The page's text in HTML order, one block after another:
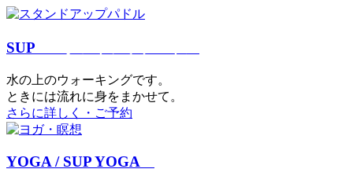
SUP
⽔の上のウォーキングです。
ときには流れに身をまかせて。
さらに詳しく・ご予約
YOGA / SUP YOGA